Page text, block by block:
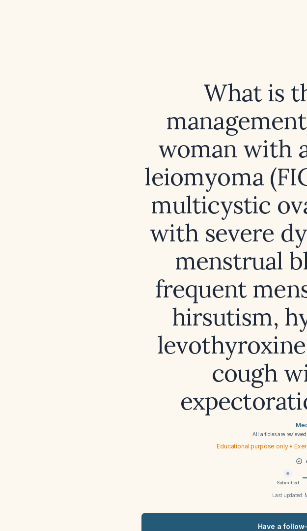
What is
woman with
leiomyoma
multicystic
with severe
menstrual
frequent
hirsutism,
cough
All articles are
Educational purpose only •
Submitted
Last updated:
Have a